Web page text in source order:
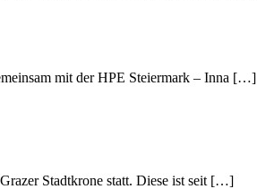
mit der HPE Steiermark – Inna […]
Stadtkrone statt. Diese ist seit […]